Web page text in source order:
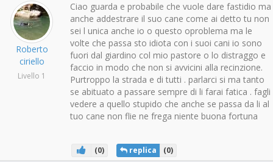
Roberto
ciriello
Livello 1
Ciao guarda e probabile che vuole dare fastidio ma
anche addestrare il suo cane come ai detto tu non
sei l unica anche io o questo oproblema ma le
volte che passa sto idiota con i suoi cani io sono
fuori dal giardino col mio pastore o lo distraggo e
faccio in modo che non si avvicini alla recinzione.
Purtroppo la strada e di tutti . parlarci si ma tanto
se abituato a passare sempre di li farai fatica . fagli
vedere a quello stupido che anche se passa da li al
tuo cane non flie ne frega niente buona fortuna
(0) replica (0)